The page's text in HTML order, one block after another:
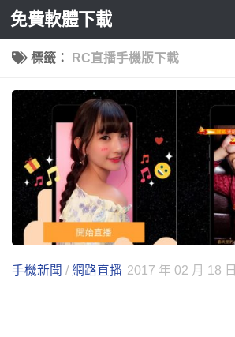
Skip to content
免費軟體下載
標籤： RC直播手機版下載
手機新聞 / 網路直播 2017 年 02 月 18 日